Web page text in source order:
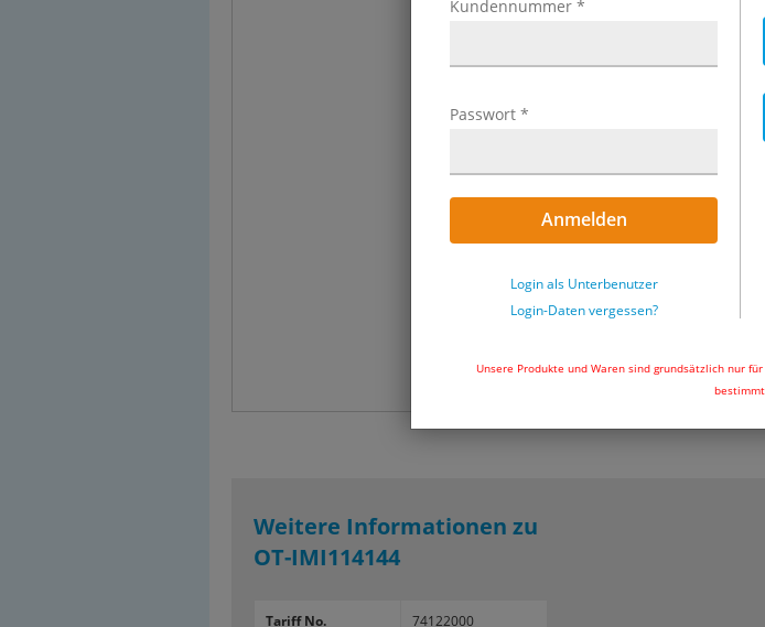
Kundennummer *
Passwort *
Anmelden
Login als Unterbenutzer
Login-Daten vergessen?
Unsere Produkte und Waren sind grundsätzlich nur
Weitere Informationen zu
OT-IMI114144
Tariff No. 74122000